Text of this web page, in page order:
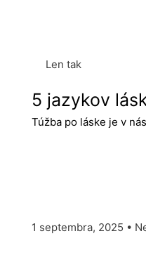
Len tak
5 jazykov
Túžba po láske je v
1 septembra, 2025